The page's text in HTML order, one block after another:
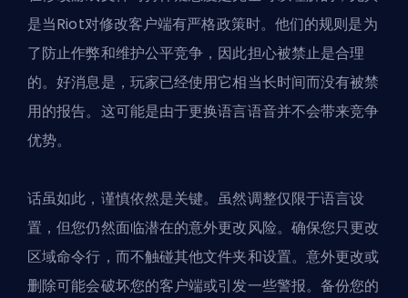
是当Riot对修改客户端有严格政策时。他们的规则是为
了防止作弊和维护公平竞争，因此担心被禁止是合理
的。好消息是，玩家已经使用它相当长时间而没有被禁
用的报告。这可能是由于更换语言语音并不会带来竞争
优势。
话虽如此，谨慎依然是关键。虽然调整仅限于语言设
置，但您仍然面临潜在的意外更改风险。确保您只更改
区域命令行，而不触碰其他文件夹和设置。意外更改或
删除可能会破坏您的客户端或引发一些警报。备份您的